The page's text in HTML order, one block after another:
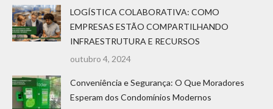
LOGÍSTICA COLABORATIVA: COMO
EMPRESAS ESTÃO COMPARTILHANDO
INFRAESTRUTURA E RECURSOS
outubro 4, 2024
Conveniência e Segurança: O Que Moradores
Esperam dos Condomínios Modernos